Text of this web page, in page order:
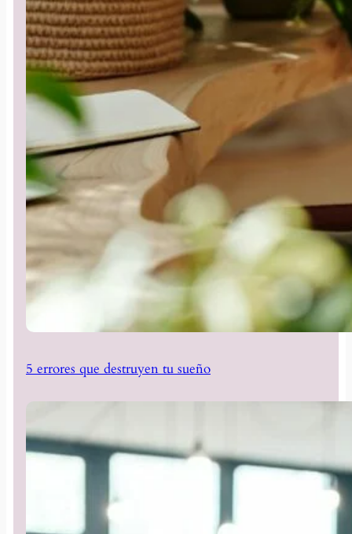
5 errores que destruyen tu sueño